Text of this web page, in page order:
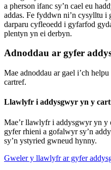
a pherson ifanc sy’n cael eu
addas. Fe fyddwn ni’n cysylltu i
darparu cyfleoedd i gyfarfod
plentyn yn ei derbyn.
Adnoddau ar gyfer
Mae adnoddau ar gael i’ch
cartref.
Llawlyfr i addysgwyr yn y
Mae’r llawlyfr i addysgwyr yn y
gyfer rhieni a gofalwyr sy’n
sy’n ystyried gwneud hynny.
Gweler y llawlyfr ar gyfer